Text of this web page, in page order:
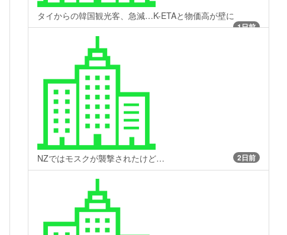
タイからの韓国観光客、急減…K-ETAと物価高が壁に
1日前
NZではモスクが襲撃されたけど… 2日前